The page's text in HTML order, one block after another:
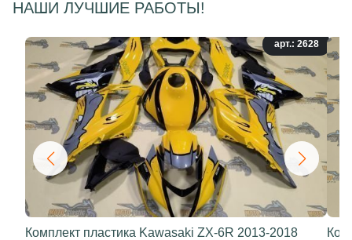
НАШИ ЛУЧШИЕ РАБОТЫ!
арт.: 2628
Комплект пластика Kawasaki ZX-6R 2013-2018